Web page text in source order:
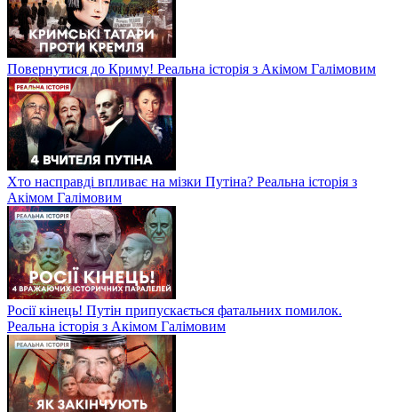
Повернутися до Криму! Реальна історія з Акімом Галімовим
Хто насправді впливає на мізки Путіна? Реальна історія з
Акімом Галімовим
Росії кінець! Путін припускається фатальних помилок.
Реальна історія з Акімом Галімовим